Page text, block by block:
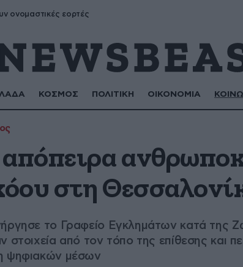
ονομαστικές εορτές
ΚΟΣΜΟΣ ΠΟΛΙΤΙΚΗ ΟΙΚΟΝΟΜΙΑ
απόπειρα
στη
το Γραφείο Εγκλημάτων κατά της
στοιχεία από τον τόπο της επίθεσης και
ψηφιακών μέσων